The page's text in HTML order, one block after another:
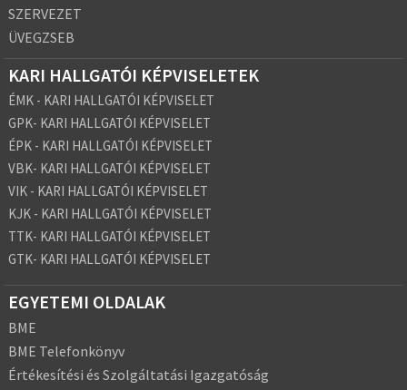
SZERVEZET
ÜVEGZSEB
KARI HALLGATÓI KÉPVISELETEK
ÉMK - KARI HALLGATÓI KÉPVISELET
GPK- KARI HALLGATÓI KÉPVISELET
ÉPK - KARI HALLGATÓI KÉPVISELET
VBK- KARI HALLGATÓI KÉPVISELET
VIK - KARI HALLGATÓI KÉPVISELET
KJK - KARI HALLGATÓI KÉPVISELET
TTK- KARI HALLGATÓI KÉPVISELET
GTK- KARI HALLGATÓI KÉPVISELET
EGYETEMI OLDALAK
BME
BME Telefonkönyv
Értékesítési és Szolgáltatási Igazgatóság